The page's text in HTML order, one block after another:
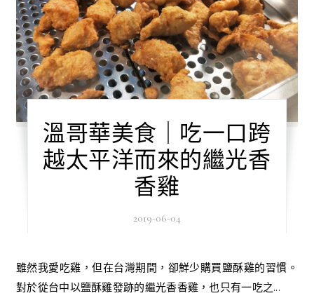
溫哥華美食｜吃一口跨
越太平洋而來的繼光香
香雞
2019-06-04
雖然我愛吃雞，但在台灣期間，卻鮮少購買鹽酥雞的習慣。
對於從台中以鹽酥雞發跡的繼光香香雞，也只有一吃之...